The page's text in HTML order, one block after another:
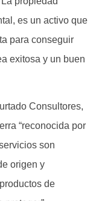
es un activo que
para conseguir
exitosa y un buen
Consultores,
“reconocida por
son
origen y
de